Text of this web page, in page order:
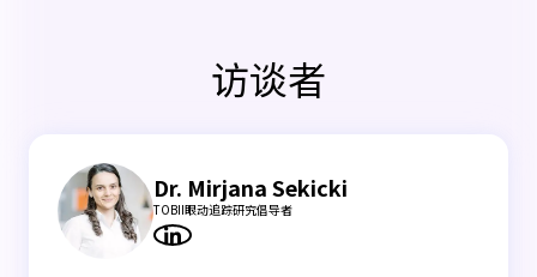
访谈者
Dr. Mirjana Sekicki
TOBII眼动追踪研究倡导者